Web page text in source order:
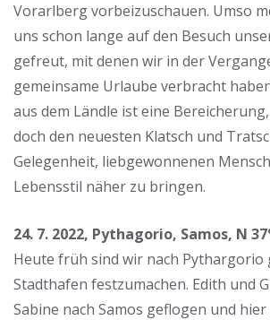
Vorarlberg vorbeizuschauen. Umso
uns schon lange auf den Besuch
gefreut, mit denen wir in der
gemeinsame Urlaube verbracht
aus dem Ländle ist eine
doch den neuesten Klatsch und
Gelegenheit, liebgewonnenen
Lebensstil näher zu bringen.
24. 7. 2022, Pythagorio, Samos, N
Heute früh sind wir nach Pythargorio
Stadthafen festzumachen. Edith und
Sabine nach Samos geflogen und